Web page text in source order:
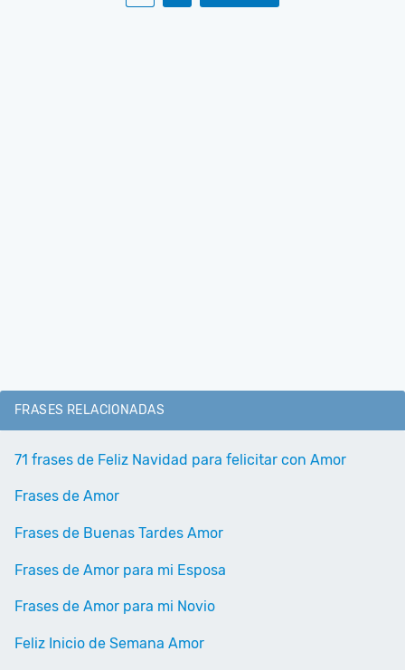
FRASES RELACIONADAS
71 frases de Feliz Navidad para felicitar con Amor
Frases de Amor
Frases de Buenas Tardes Amor
Frases de Amor para mi Esposa
Frases de Amor para mi Novio
Feliz Inicio de Semana Amor